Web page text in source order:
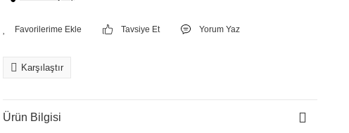
Tavsiye Et Yorum Yaz
Karşılaştır
Ürün Bilgisi